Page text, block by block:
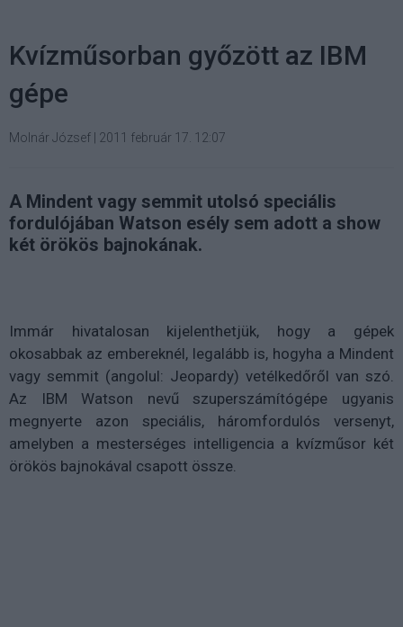
Kvízműsorban győzött az IBM
gépe
Molnár József 2011 február 17. 12:07
A Mindent vagy semmit utolsó speciális
fordulójában Watson esély sem adott a show
két örökös bajnokának.
Immár hivatalosan kijelenthetjük, hogy a gépek
okosabbak az embereknél, legalább is, hogyha a Mindent
vagy semmit (angolul: Jeopardy) vetélkedőről van szó.
Az IBM Watson nevű szuperszámítógépe ugyanis
megnyerte azon speciális, háromfordulós versenyt,
amelyben a mesterséges intelligencia a kvízműsor két
örökös bajnokával csapott össze.